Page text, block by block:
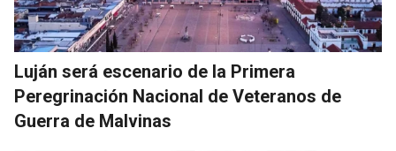
Luján será escenario de la Primera
Peregrinación Nacional de Veteranos de
Guerra de Malvinas